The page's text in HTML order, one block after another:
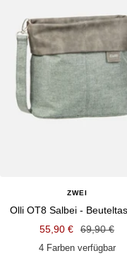
ZWEI
Olli OT8 Salbei -
Angebotspreis
55,90 €
Regulärer
Preis
69,90 €
4 Farben verfügbar